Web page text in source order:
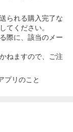
られる購入完了な
てください。
際に、該当のメー
ねますので、ご注
プリのこと